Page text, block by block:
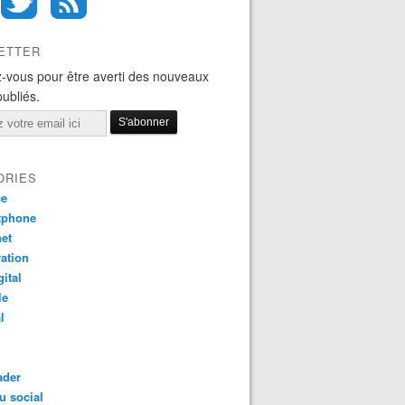
vous pour être averti des nouveaux
social